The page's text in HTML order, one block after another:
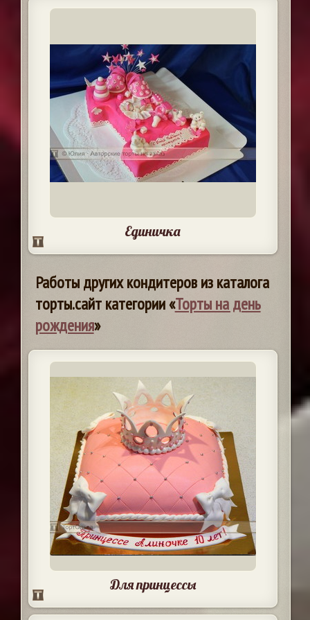
Единичка
Работы других кондитеров из каталога
торты.сайт категории «Торты на день
рождения»
Для принцессы